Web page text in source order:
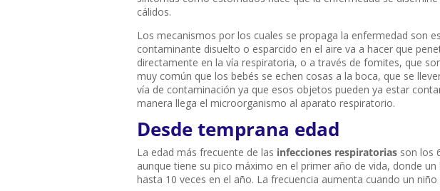
cálidos.
Los mecanismos por los cuales se propaga la enfermedad son
contaminante disuelto o esparcido en el aire va a hacer que
directamente en la vía respiratoria, o a través de fomites, que
muy común que los bebés se echen cosas a la boca, que se
vía de contaminación ya que esos objetos pueden ya estar
manera llega el microorganismo al aparato respiratorio.
Desde temprana edad
La edad más frecuente de las infecciones respiratorias son los
aunque tiene su pico máximo en el primer año de vida, donde
hasta 10 veces en el año. La frecuencia aumenta cuando un